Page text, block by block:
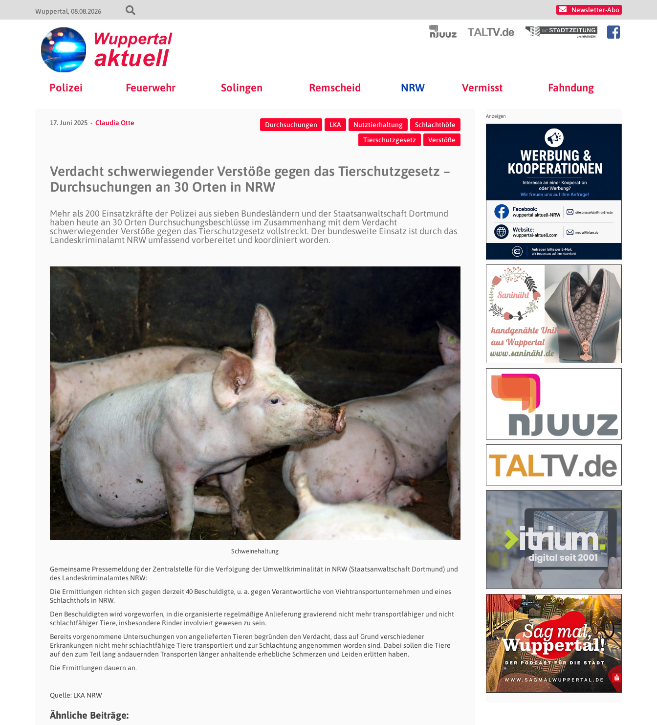
Wuppertal 08.08.2026 Newsletter-Abo
Polizei Feuerwehr Solingen Remscheid NRW Vermisst Fahndung
17. Juni 2025 Claudia Otte Durchsuchungen LKA Nutztierhaltung
Schlachthöfe
Tierschutzgesetz
Verstöße
Verdacht schwerwiegender Verstöße gegen das Tierschutzgesetz –
Durchsuchungen an 30 Orten in NRW
Mehr als 200 Einsatzkräfte der Polizei aus sieben Bundesländern und der Staatsanwaltschaft Dortmund
haben heute an 30 Orten Durchsuchungsbeschlüsse im Zusammenhang mit dem Verdacht
schwerwiegender Verstöße gegen das Tierschutzgesetz vollstreckt. Der bundesweite Einsatz ist durch das
Landeskriminalamt NRW umfassend vorbereitet und koordiniert worden.
Schweinehaltung
Gemeinsame Pressemeldung der Zentralstelle für die Verfolgung der Umweltkriminalität in NRW (Staatsanwaltschaft Dortmund) und
des Landeskriminalamtes NRW:
Die Ermittlungen richten sich gegen derzeit 40 Beschuldigte, u. a. gegen Verantwortliche von Viehtransportunternehmen und eines
Schlachthofs in NRW.
Den Beschuldigten wird vorgeworfen, in die organisierte regelmäßige Anlieferung gravierend nicht mehr transportfähiger und nicht
schlachtfähiger Tiere, insbesondere Rinder involviert gewesen zu sein.
Bereits vorgenommene Untersuchungen von angelieferten Tieren begründen den Verdacht, dass auf Grund verschiedener
Erkrankungen nicht mehr schlachtfähige Tiere transportiert und zur Schlachtung angenommen worden sind. Dabei sollen die Tiere
auf den zum Teil lang andauernden Transporten länger anhaltende erhebliche Schmerzen und Leiden erlitten haben.
Die Ermittlungen dauern an.
Quelle: LKA NRW
Ähnliche Beiträge: